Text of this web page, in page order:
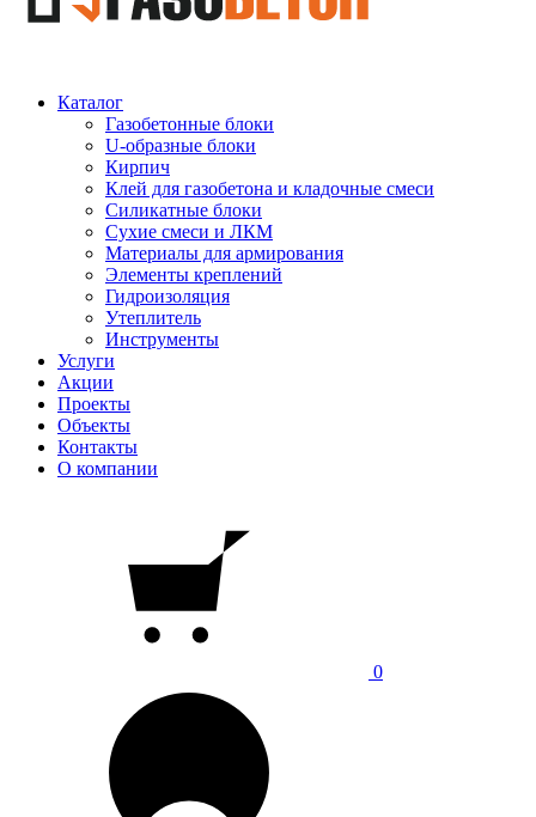
Каталог
Газобетонные блоки
U-образные блоки
Кирпич
Клей для газобетона и кладочные смеси
Силикатные блоки
Сухие смеси и ЛКМ
Материалы для армирования
Элементы креплений
Гидроизоляция
Утеплитель
Инструменты
Услуги
Акции
Проекты
Объекты
Контакты
О компании
0